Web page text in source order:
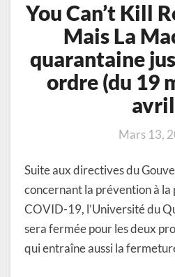
You Can’t Kill
Mais La
quarantaine
ordre (du 19
Mars 13,
Suite aux directives du
concernant la prévention à
COVID-19, l’Université du
sera fermée pour les deux
qui entraîne aussi la